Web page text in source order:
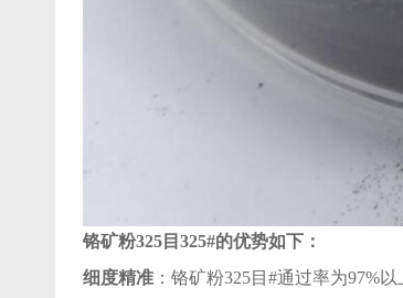
铬矿粉325目325#的优势如下：
细度精准‌ ：铬矿粉325目#通过率为97%